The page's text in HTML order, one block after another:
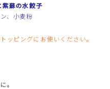
蘇の水餃子
、小麦粉
ッピングにお使いください。
。